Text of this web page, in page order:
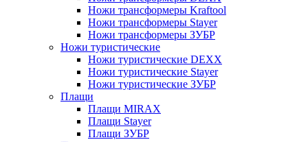
Ножи трансформеры Kraftool
Ножи трансформеры Stayer
Ножи трансформеры ЗУБР
Ножи туристические
Ножи туристические DEXX
Ножи туристические Stayer
Ножи туристические ЗУБР
Плащи
Плащи MIRAX
Плащи Stayer
Плащи ЗУБР